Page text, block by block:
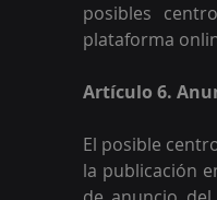
posibles
plataforma
Artículo 6.
El posible
la publicación